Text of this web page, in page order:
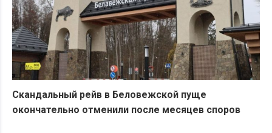
Скандальный рейв в Беловежской пуще
окончательно отменили после месяцев споров